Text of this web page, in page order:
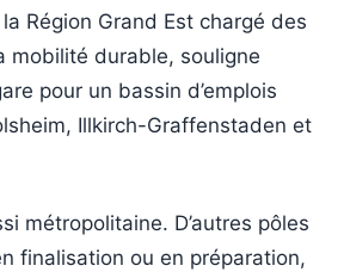
Région Grand Est chargé des
mobilité durable, souligne
pour un bassin d’emplois
Illkirch-Graffenstaden et
métropolitaine. D’autres pôles
finalisation ou en préparation,